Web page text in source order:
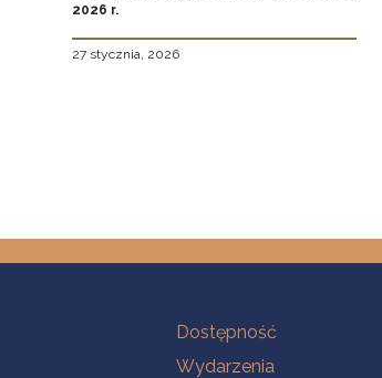
2026 r.
27 stycznia, 2026
Na skróty
Dostępność
Wydarzenia